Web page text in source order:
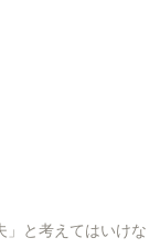
」と考えてはいけな